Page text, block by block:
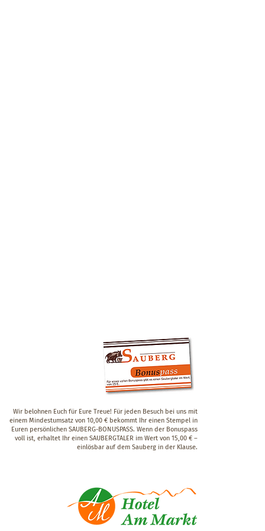
Wir belohnen Euch für Eure Treue! Für jeden Besuch bei uns mit
einem Mindestumsatz von 10,00 € bekommt Ihr einen Stempel in
Euren persönlichen SAUBERG-BONUSPASS. Wenn der Bonuspass
voll ist, erhaltet Ihr einen SAUBERGTALER im Wert von 15,00 € –
einlösbar auf dem Sauberg in der Klause.